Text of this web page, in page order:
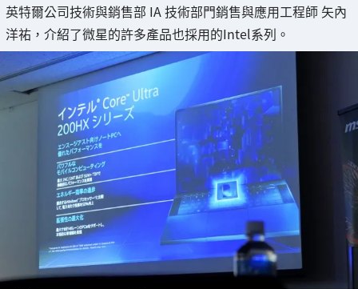
英特爾公司技術與銷售部 IA 技術部門銷售與應用工程師 矢內
洋祐，介紹了微星的許多產品也採用的Intel系列。